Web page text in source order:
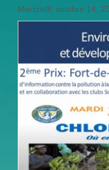
Mercredi, octobre 14,